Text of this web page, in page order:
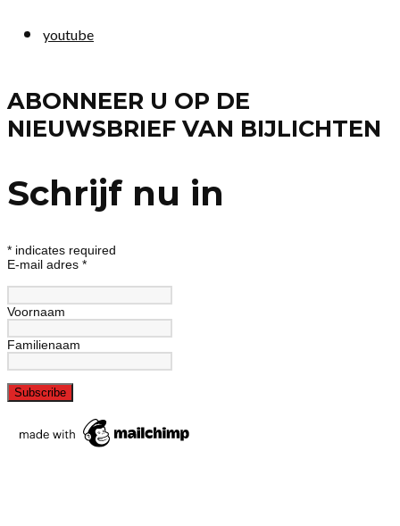
youtube
ABONNEER U OP DE
NIEUWSBRIEF VAN BIJLICHTEN
Schrijf nu in
* indicates required
E-mail adres *
Voornaam
Familienaam